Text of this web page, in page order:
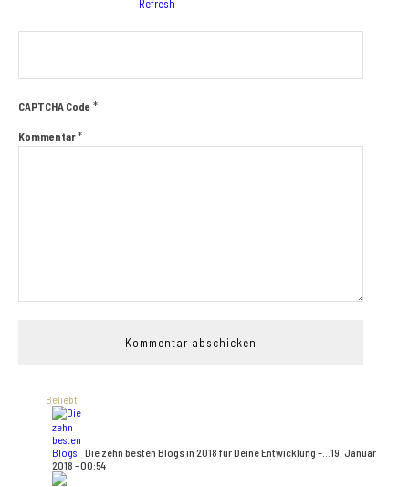
CAPTCHA Code *
Kommentar*
Beliebt
Die zehn besten Blogs in 2018 für Deine Entwicklung –... 19. Januar
2018 - 00:54